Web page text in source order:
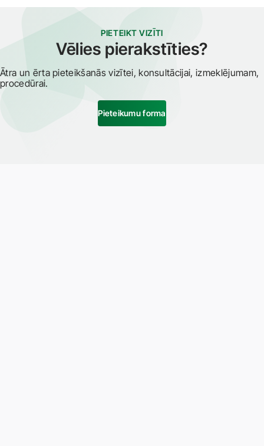
PIETEIKT VIZĪTI
Vēlies pierakstīties?
Ātra un ērta pieteikšanās vizītei, konsultācijai, izmeklējumam,
procedūrai.
Pieteikumu forma